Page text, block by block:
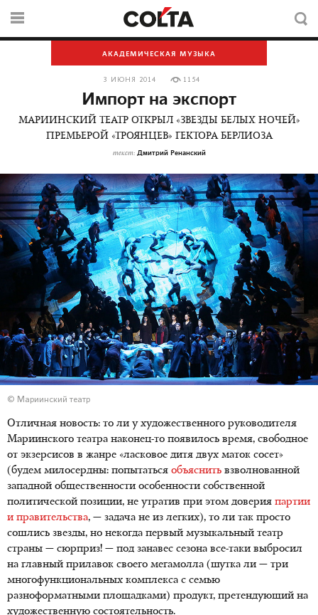
АКАДЕМИЧЕСКАЯ МУЗЫКА
3 ИЮНЯ 2014 1154
Импорт на экспорт
МАРИИНСКИЙ ТЕАТР ОТКРЫЛ «ЗВЕЗДЫ БЕЛЫХ НОЧЕЙ»
ПРЕМЬЕРОЙ «ТРОЯНЦЕВ» ГЕКТОРА БЕРЛИОЗА
текст: Дмитрий Ренанский
© Мариинский театр
Отличная новость: то ли у художественного руководителя
Мариинского театра наконец-то появилось время, свободное
от экзерсисов в жанре «ласковое дитя двух маток сосет»
(будем милосердны: попытаться объяснить взволнованной
западной общественности особенности собственной
политической позиции, не утратив при этом доверия партии
и правительства, — задача не из легких), то ли так просто
сошлись звезды, но некогда первый музыкальный театр
страны — сюрприз! — под занавес сезона все-таки выбросил
на главный прилавок своего мегамолла (шутка ли — три
многофункциональных комплекса с семью
разноформатными площадками) продукт, претендующий на
художественную состоятельность.